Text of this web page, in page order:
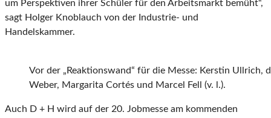
um Perspektiven ihrer Schüler für den Arbeitsmarkt bemüht“,
sagt Holger Knoblauch von der Industrie- und
Handelskammer.
Vor der „Reaktionswand“ für die Messe: Kerstin Ullrich,
Weber, Margarita Cortés und Marcel Fell (v. l.).
Auch D + H wird auf der 20. Jobmesse am kommenden